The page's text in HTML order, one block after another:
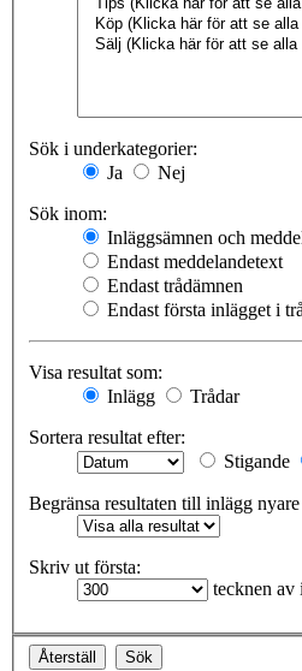
Sök i underkategorier:
Ja
Nej
Sök inom:
Inläggsämnen och
Endast meddelandetext
Endast trådämnen
Endast första inlägget i
Visa resultat som:
Inlägg
Trådar
Sortera resultat efter:
Stigande
Begränsa resultaten till inlägg nyare
Skriv ut första:
tecknen av